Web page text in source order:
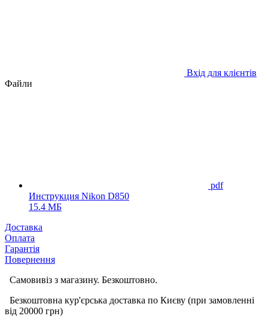
Вхід для клієнтів
Файли
pdf
Инструкция Nikon D850
15.4 МБ
Доставка
Оплата
Гарантія
Повернення
Самовивіз з магазину. Безкоштовно.
Безкоштовна кур'єрська доставка по Києву (при замовленні
від 20000 грн)